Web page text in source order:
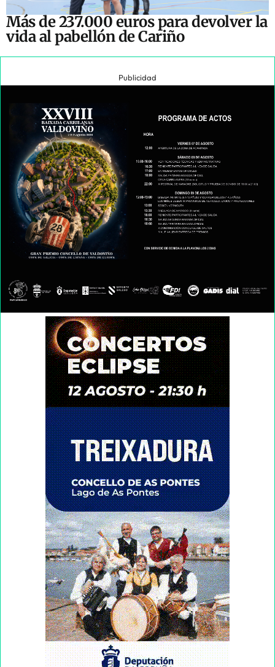
Más de 237.000 euros para devolver la
vida al pabellón de Cariño
Publicidad